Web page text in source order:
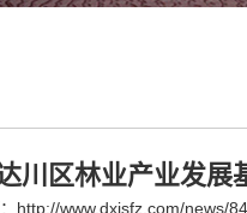
川区林业产业发
http://www.dxjsfz.com/news/